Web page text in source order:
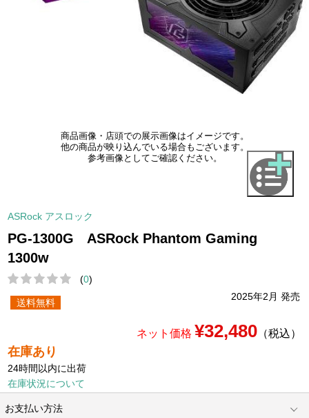
商品画像・店頭での展示画像はイメージです。
他の商品が映り込んでいる場合もございます。
参考画像としてご確認ください。
ASRock アスロック
PG-1300G ASRock Phantom Gaming
1300w
(0)
2025年2月 発売
送料無料
ネット価格 ¥32,480（税込）
在庫あり
24時間以内に出荷
在庫状況について
お支払い方法